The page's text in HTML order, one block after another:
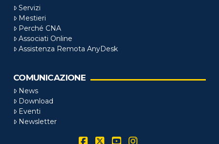
Servizi
Mestieri
Perché CNA
Associati Online
Assistenza Remota AnyDesk
COMUNICAZIONE
News
Download
Eventi
Newsletter